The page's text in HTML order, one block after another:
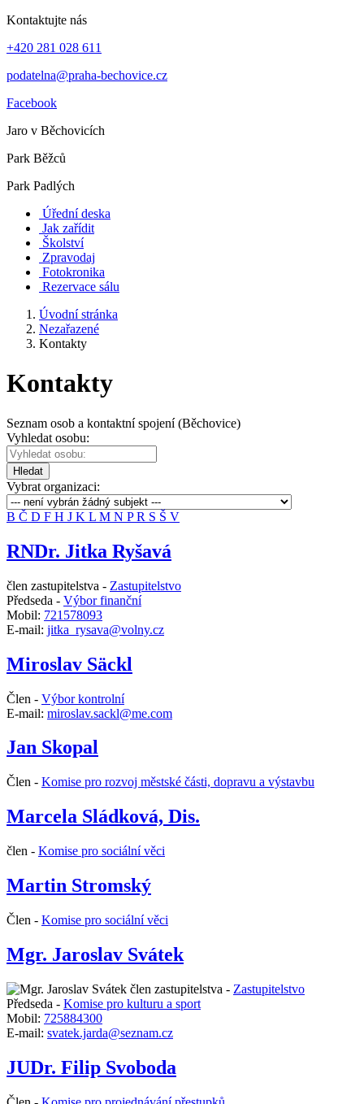
Kontaktujte nás
+420 281 028 611
podatelna@praha-bechovice.cz
Facebook
Jaro v Běchovicích
Park Běžců
Park Padlých
Úřední deska
Jak zařídit
Školství
Zpravodaj
Fotokronika
Rezervace sálu
Úvodní stránka
Nezařazené
Kontakty
Kontakty
Seznam osob a kontaktní spojení (Běchovice)
Vyhledat osobu:
Hledat
Vybrat organizaci:
B Č D F H J K L M N PR S Š V
RNDr. Jitka Ryšavá
člen zastupitelstva - Zastupitelstvo
Předseda - Výbor finanční
Mobil: 721578093
E-mail: jitka_rysava@volny.cz
Miroslav Säckl
Člen - Výbor kontrolní
E-mail: miroslav.sackl@me.com
Jan Skopal
Člen - Komise pro rozvoj městské části, dopravu a výstavbu
Marcela Sládková, Dis.
člen - Komise pro sociální věci
Martin Stromský
Člen - Komise pro sociální věci
Mgr. Jaroslav Svátek
člen zastupitelstva - Zastupitelstvo
Předseda - Komise pro kulturu a sport
Mobil: 725884300
E-mail: svatek.jarda@seznam.cz
JUDr. Filip Svoboda